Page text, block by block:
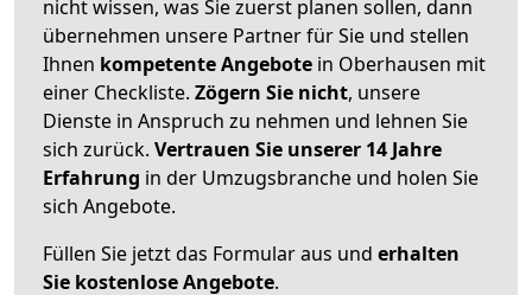
nicht wissen, was Sie zuerst planen sollen, dann
übernehmen unsere Partner für Sie und stellen
Ihnen kompetente Angebote in Oberhausen mit
einer Checkliste. Zögern Sie nicht, unsere
Dienste in Anspruch zu nehmen und lehnen Sie
sich zurück. Vertrauen Sie unserer 14 Jahre
Erfahrung in der Umzugsbranche und holen Sie
sich Angebote.
Füllen Sie jetzt das Formular aus und erhalten
Sie kostenlose Angebote.